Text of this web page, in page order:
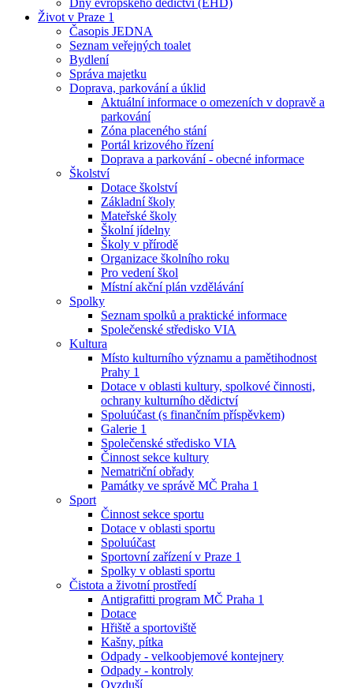
Život v Praze 1
Časopis JEDNA
Seznam veřejných toalet
Bydlení
Správa majetku
Doprava, parkování a úklid
Aktuální informace o omezeních v dopravě a
parkování
Zóna placeného stání
Portál krizového řízení
Doprava a parkování - obecné informace
Školství
Dotace školství
Základní školy
Mateřské školy
Školní jídelny
Školy v přírodě
Organizace školního roku
Pro vedení škol
Místní akční plán vzdělávání
Spolky
Seznam spolků a praktické informace
Společenské středisko VIA
Kultura
Místo kulturního významu a pamětihodnost
Prahy 1
Dotace v oblasti kultury, spolkové činnosti,
ochrany kulturního dědictví
Spoluúčast (s finančním příspěvkem)
Galerie 1
Společenské středisko VIA
Činnost sekce kultury
Nematriční obřady
Památky ve správě MČ Praha 1
Sport
Činnost sekce sportu
Dotace v oblasti sportu
Spoluúčast
Sportovní zařízení v Praze 1
Spolky v oblasti sportu
Čistota a životní prostředí
Antigrafitti program MČ Praha 1
Dotace
Hřiště a sportoviště
Kašny, pítka
Odpady - velkoobjemové kontejnery
Odpady - kontroly
Ovzduší